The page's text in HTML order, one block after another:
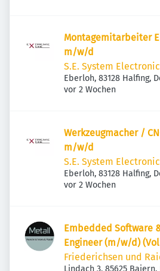
Montagemitarbeiter
m/w/d
S.E. System
Eberloh, 83128 Halfing,
Veröffentlicht
vor 2 Wochen
Werkzeugmacher /
m/w/d
S.E. System
Eberloh, 83128 Halfing,
Veröffentlicht
vor 2 Wochen
Embedded Software
Engineer (m/w/d)
Friederichsen und
Lindach 3, 85625 Baiern,